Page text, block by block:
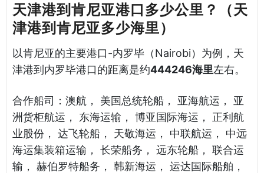
天津港到肯尼亚港口多少公里？（天
津港到肯尼亚多少海里）
以肯尼亚的主要港口-内罗毕（Nairobi）为例，天
津港到内罗毕港口的距离是约444246海里左右。
合作船司：澳航， 美国总统轮船， 亚海航运， 亚
洲货柜航运， 东海运输， 博亚国际海运， 正利航
业股份， 达飞轮船， 天敬海运， 中联航运， 中远
海运集装箱运输， 长荣船务， 远东轮船， 联合运
输， 赫伯罗特船务， 韩新海运， 运达国际船舶，